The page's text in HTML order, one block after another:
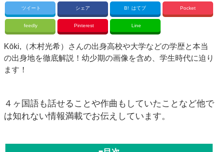
ツイート シェア B! はてブ Pocket
feedly Pinterest Line
Kōki,（木村光希）さんの出身高校や大学などの学歴と本当
の出身地を徹底解説！幼少期の画像を含め、学生時代に迫り
ます！
４ヶ国語も話せることや作曲もしていたことなど他で
は知れない情報満載でお伝えしています。